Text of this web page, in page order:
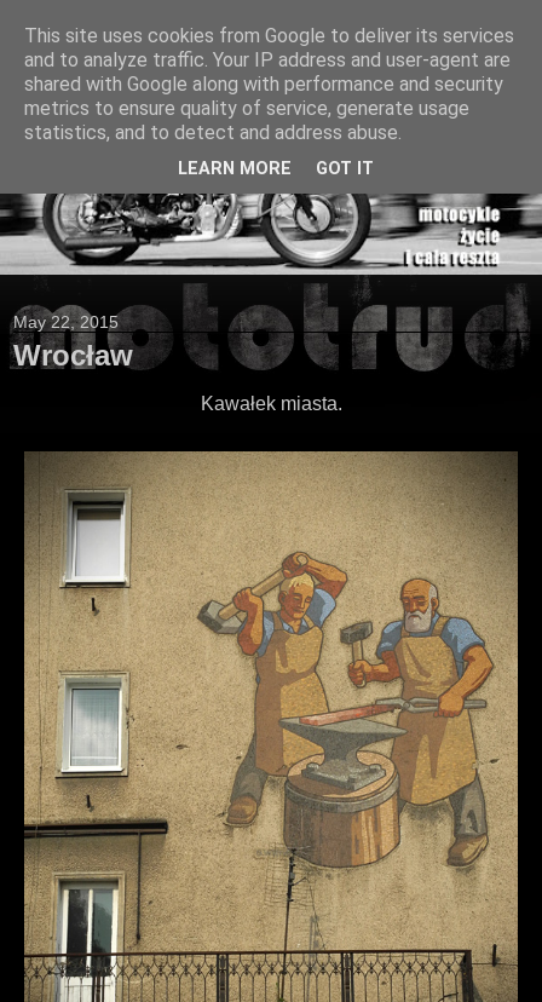
May 22, 2015
Wrocław
Kawałek miasta.
This site uses cookies from Google to deliver its services
and to analyze traffic. Your IP address and user-agent are
shared with Google along with performance and security
metrics to ensure quality of service, generate usage
statistics, and to detect and address abuse.
LEARN MORE GOT IT